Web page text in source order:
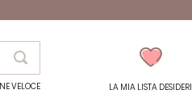
Search
VELOCE LA MIA LISTA DESIDERI